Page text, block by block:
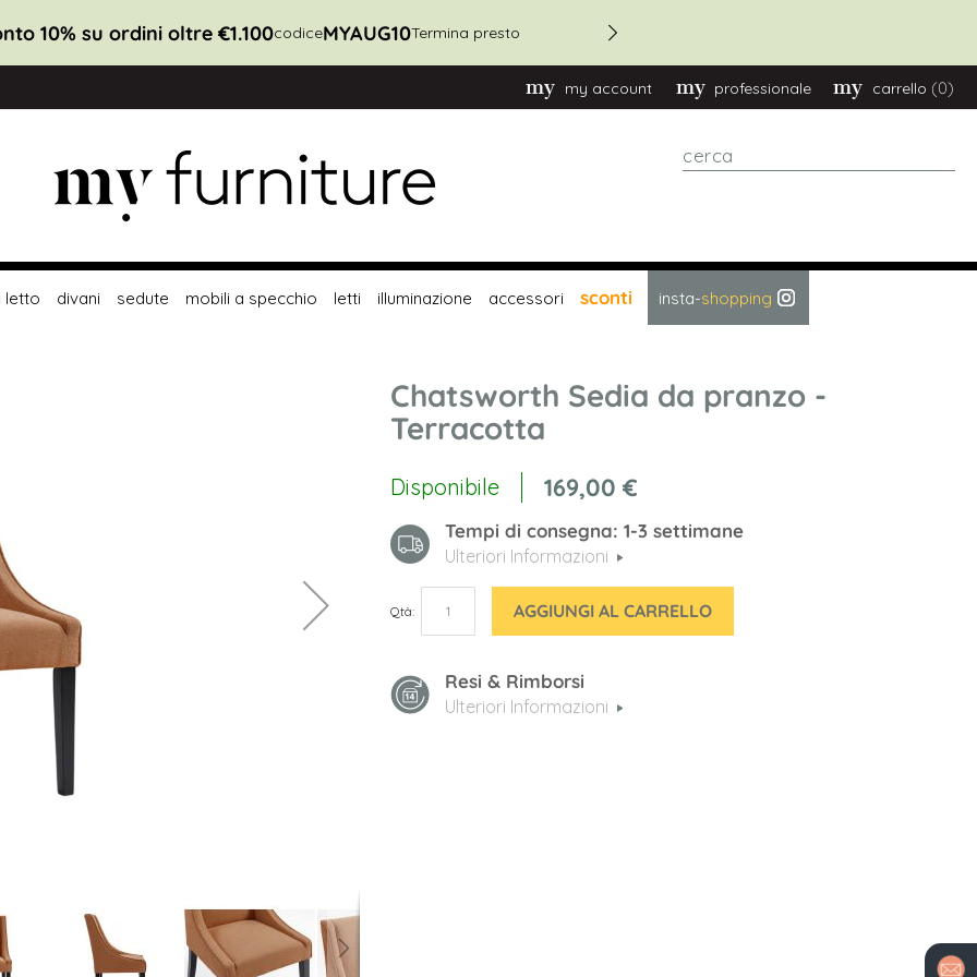
10% su ordini oltre €1.100codiceMYAUG10Termina presto
my account professionale carrello (0)
cerca
letto divani sedute mobili a specchio letti illuminazione accessori sconti insta-shopping
Chatsworth Sedia da pranzo -
Terracotta
Disponibile 169,00 €
Tempi di consegna: 1-3 settimane
Ulteriori Informazioni
Qtà AGGIUNGI AL CARRELLO
Resi & Rimborsi
Ulteriori Informazioni